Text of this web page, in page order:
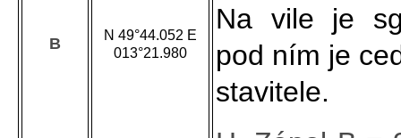
B
N 49°44.052 E
013°21.980
Na vile je
pod ním je
stavitele.